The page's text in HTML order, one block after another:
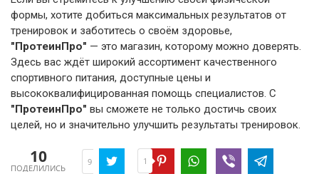
формы, хотите добиться максимальных результатов от
тренировок и заботитесь о своём здоровье,
"ПротеинПро" — это магазин, которому можно доверять.
Здесь вас ждёт широкий ассортимент качественного
спортивного питания, доступные цены и
высококвалифицированная помощь специалистов. С
"ПротеинПро" вы сможете не только достичь своих
целей, но и значительно улучшить результаты тренировок.
10
ПОДЕЛИЛИСЬ
9 1